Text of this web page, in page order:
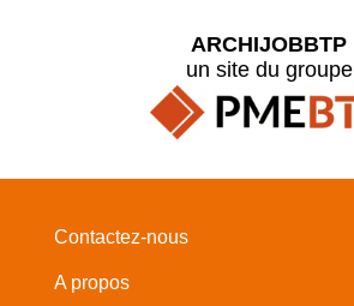
ARCHIJOBBTP
un site du groupe
Contactez-nous
A propos